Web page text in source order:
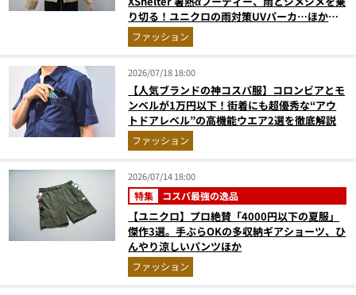
り切る！ユニクロの雨対策UVパーカ…ほか
【アウターの人気記事ランキングベスト3】
（2026年6月版）
ファッション
2026/07/18 18:00
【人気ブランドの神コスパ服】コロンビアとモ
ンベルが1万円以下！街着にも超優秀な“アウ
トドアレベル”の高機能ウエア2選を徹底解説
ファッション
2026/07/14 18:00
特集 コスパ最強の逸品
【ユニクロ】プロ絶賛「4000円以下の夏服」
傑作3選。手ぶらOKの多収納ギアショーツ、ひ
んやり涼しいパンツほか
ファッション